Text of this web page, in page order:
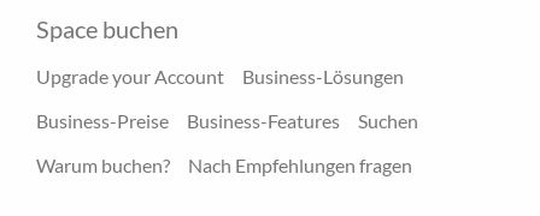
Space buchen
Upgrade your Account
Business-Lösungen
Business-Preise
Business-Features
Suchen
Warum buchen?
Nach Empfehlungen fragen